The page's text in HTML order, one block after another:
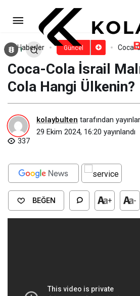
Haberler Güncel Coca-
Coca-Cola İsrail
Cola Hangi Ülkenin?
kolaybulten tarafından
29 Ekim 2024, 16:20 yayınlandı
337
BEĞEN + -
Lipton İsrail Malı
Hangi Ülkenin?
Yorum Yap